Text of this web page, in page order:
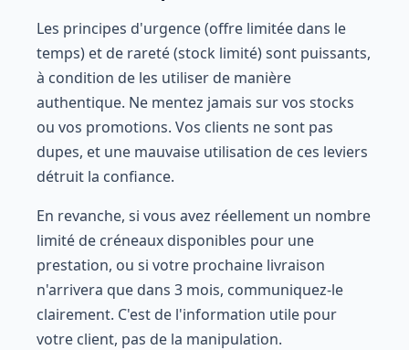
Les principes d'urgence (offre limitée dans le
temps) et de rareté (stock limité) sont puissants,
à condition de les utiliser de manière
authentique. Ne mentez jamais sur vos stocks
ou vos promotions. Vos clients ne sont pas
dupes, et une mauvaise utilisation de ces leviers
détruit la confiance.
En revanche, si vous avez réellement un nombre
limité de créneaux disponibles pour une
prestation, ou si votre prochaine livraison
n'arrivera que dans 3 mois, communiquez-le
clairement. C'est de l'information utile pour
votre client, pas de la manipulation.